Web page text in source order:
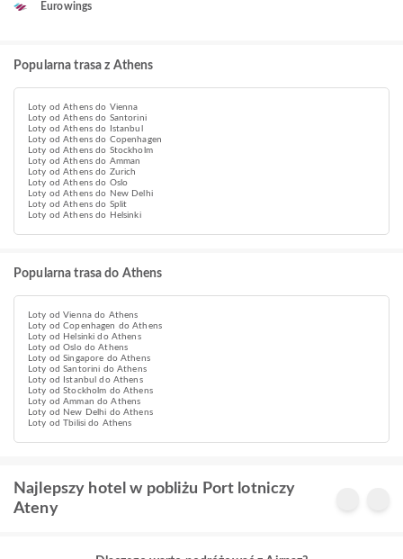
Eurowings
Popularna trasa z Athens
Loty od Athens do Vienna
Loty od Athens do Santorini
Loty od Athens do Istanbul
Loty od Athens do Copenhagen
Loty od Athens do Stockholm
Loty od Athens do Amman
Loty od Athens do Zurich
Loty od Athens do Oslo
Loty od Athens do New Delhi
Loty od Athens do Split
Loty od Athens do Helsinki
Popularna trasa do Athens
Loty od Vienna do Athens
Loty od Copenhagen do Athens
Loty od Helsinki do Athens
Loty od Oslo do Athens
Loty od Singapore do Athens
Loty od Santorini do Athens
Loty od Istanbul do Athens
Loty od Stockholm do Athens
Loty od Amman do Athens
Loty od New Delhi do Athens
Loty od Tbilisi do Athens
Najlepszy hotel w pobliżu Port lotniczy
Ateny